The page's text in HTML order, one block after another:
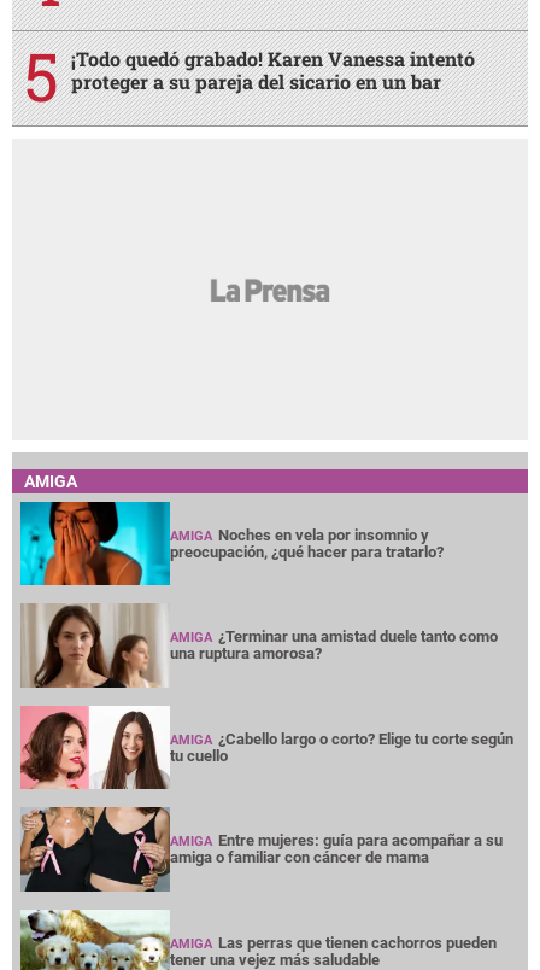
¡Todo quedó grabado! Karen Vanessa intentó
proteger a su pareja del sicario en un bar
AMIGA
AMIGA Noches en vela por insomnio y
preocupación, ¿qué hacer para tratarlo?
AMIGA ¿Terminar una amistad duele tanto como
una ruptura amorosa?
AMIGA ¿Cabello largo o corto? Elige tu corte según
tu cuello
AMIGA Entre mujeres: guía para acompañar a su
amiga o familiar con cáncer de mama
AMIGA Las perras que tienen cachorros pueden
tener una vejez más saludable